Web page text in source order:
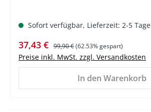
Sofort verfügbar, Lieferzeit: 2-5 Tage
Verkaufspreis:
37,43 € Regulärer Preis:
99,90 €(62.53% gespart)
Preise inkl. MwSt. zzgl. Versandkosten
In den Warenkorb